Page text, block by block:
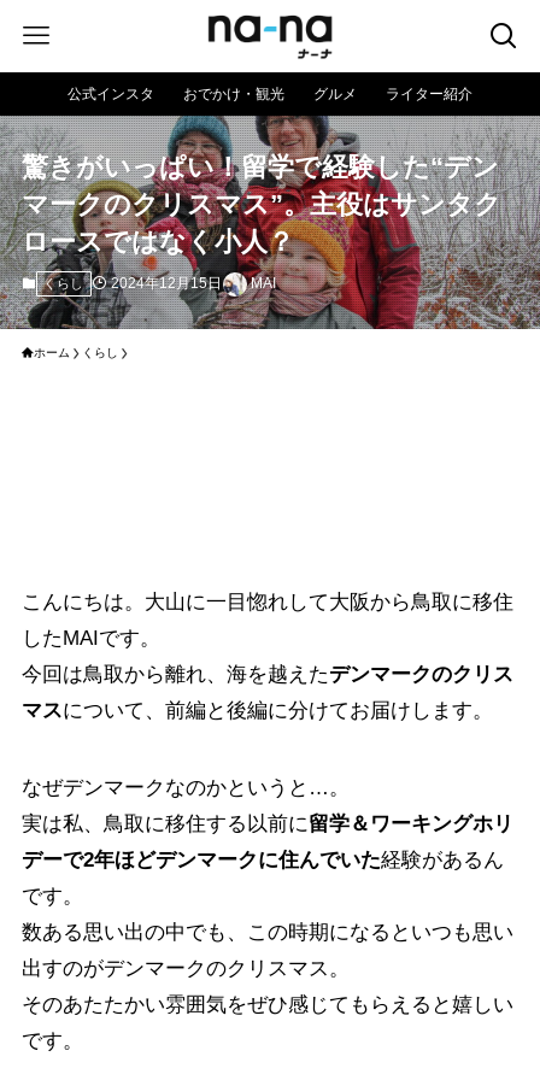
公式インスタ おでかけ・観光 グルメ ライター紹介
驚きがいっぱい！留学で経験した“デン
マークのクリスマス”。主役はサンタク
ロースではなく小人？
くらし 2024年12月15日 MAI
ホーム くらし
こんにちは。大山に一目惚れして大阪から鳥取に移住
したMAIです。
今回は鳥取から離れ、海を越えたデンマークのクリス
マスについて、前編と後編に分けてお届けします。
なぜデンマークなのかというと…。
実は私、鳥取に移住する以前に留学＆ワーキングホリ
デーで2年ほどデンマークに住んでいた経験があるん
です。
数ある思い出の中でも、この時期になるといつも思い
出すのがデンマークのクリスマス。
そのあたたかい雰囲気をぜひ感じてもらえると嬉しい
です。